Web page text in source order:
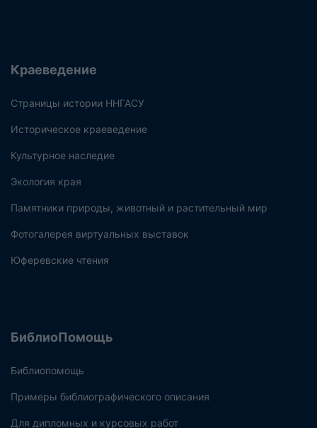
Краеведение
Страницы истории ННГАСУ
Историческое краеведение
Культурное наследие
Экология края
Памятники природы, животный и растительный мир
Фотогалерея виртуальных выставок
Юферевские чтения
БиблиоПомощь
Библиопомощь
Примеры библиографического описания
Для дипломных и курсовых работ